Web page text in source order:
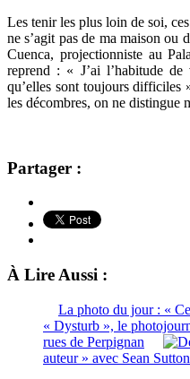
Les tenir les plus loin de soi,
ne s’agit pas de ma maison ou
Cuenca, projectionniste au
reprend : « J’ai l’habitude
qu’elles sont toujours difficiles
les décombres, on ne distingue
Partager :
À Lire Aussi :
La photo du jour : «
« Dysturb », le
rues de Perpignan
auteur » avec Sean Sutton